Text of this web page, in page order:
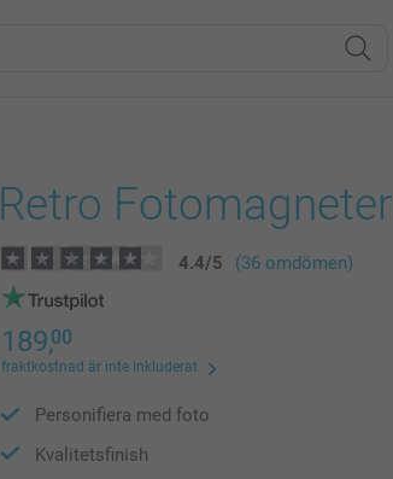
Retro Fotomagneter
4.4/5 (36 omdömen)
189,00
fraktkostnad är inte inkluderat
Personifiera med foto
Kvalitetsfinish